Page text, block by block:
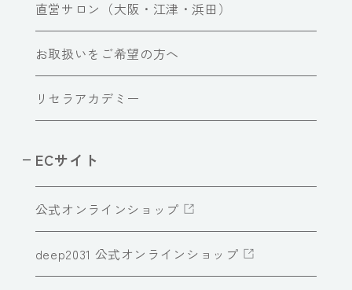
直営サロン（大阪・江津・浜田）
お取扱いをご希望の方へ
リセラアカデミー
ECサイト
公式オンラインショップ
deep2031 公式オンラインショップ